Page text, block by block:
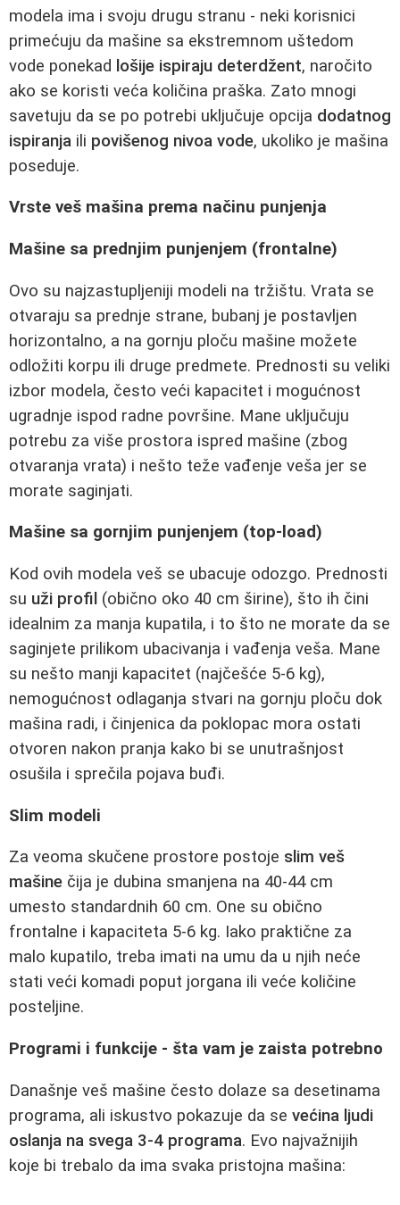
modela ima i svoju drugu stranu - neki korisnici
primećuju da mašine sa ekstremnom uštedom
vode ponekad lošije ispiraju deterdžent, naročito
ako se koristi veća količina praška. Zato mnogi
savetuju da se po potrebi uključuje opcija dodatnog
ispiranja ili povišenog nivoa vode, ukoliko je mašina
poseduje.
Vrste veš mašina prema načinu punjenja
Mašine sa prednjim punjenjem (frontalne)
Ovo su najzastupljeniji modeli na tržištu. Vrata se
otvaraju sa prednje strane, bubanj je postavljen
horizontalno, a na gornju ploču mašine možete
odložiti korpu ili druge predmete. Prednosti su veliki
izbor modela, često veći kapacitet i mogućnost
ugradnje ispod radne površine. Mane uključuju
potrebu za više prostora ispred mašine (zbog
otvaranja vrata) i nešto teže vađenje veša jer se
morate saginjati.
Mašine sa gornjim punjenjem (top-load)
Kod ovih modela veš se ubacuje odozgo. Prednosti
su uži profil (obično oko 40 cm širine), što ih čini
idealnim za manja kupatila, i to što ne morate da se
saginjete prilikom ubacivanja i vađenja veša. Mane
su nešto manji kapacitet (najčešće 5-6 kg),
nemogućnost odlaganja stvari na gornju ploču dok
mašina radi, i činjenica da poklopac mora ostati
otvoren nakon pranja kako bi se unutrašnjost
osušila i sprečila pojava buđi.
Slim modeli
Za veoma skučene prostore postoje slim veš
mašine čija je dubina smanjena na 40-44 cm
umesto standardnih 60 cm. One su obično
frontalne i kapaciteta 5-6 kg. Iako praktične za
malo kupatilo, treba imati na umu da u njih neće
stati veći komadi poput jorgana ili veće količine
posteljine.
Programi i funkcije - šta vam je zaista potrebno
Današnje veš mašine često dolaze sa desetinama
programa, ali iskustvo pokazuje da se većina ljudi
oslanja na svega 3-4 programa. Evo najvažnijih
koje bi trebalo da ima svaka pristojna mašina: